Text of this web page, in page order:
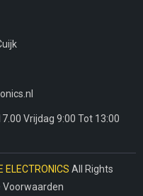
Vrijdag 9:00 Tot 13:00
ELECTRONICS All Rights